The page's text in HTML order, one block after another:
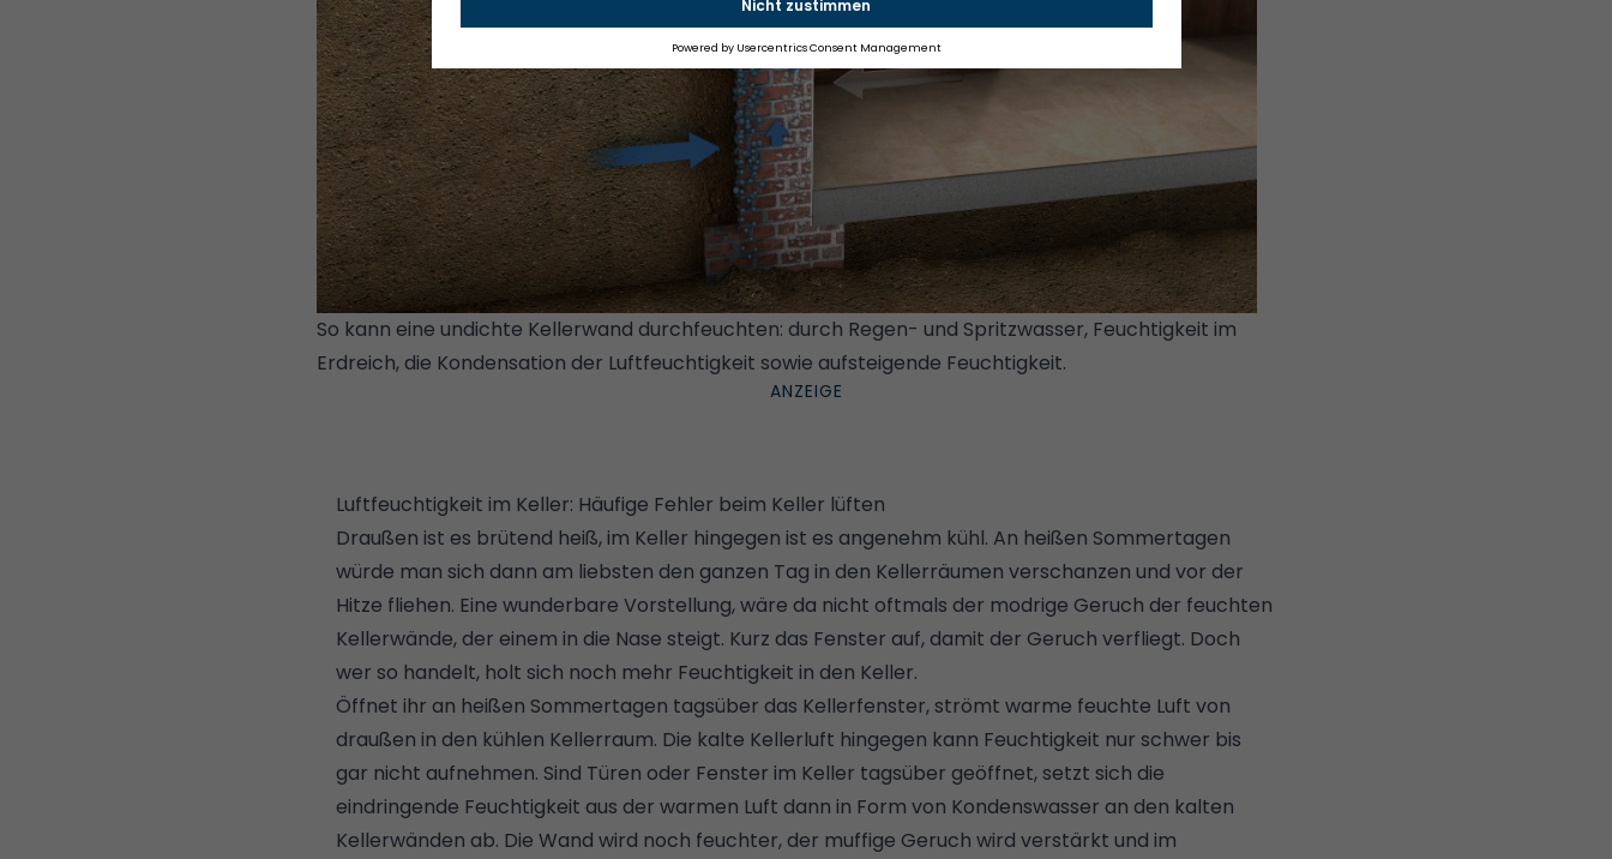
So kann eine undichte Kellerwand durchfeuchten: durch Regen- und Spritzwasser, Feuchtigkeit im
Erdreich, die Kondensation der Luftfeuchtigkeit sowie aufsteigende Feuchtigkeit.
Luftfeuchtigkeit im Keller: Häufige Fehler beim Keller lüften
Draußen ist es brütend heiß, im Keller hingegen ist es angenehm kühl. An heißen Sommertagen
würde man sich dann am liebsten den ganzen Tag in den Kellerräumen verschanzen und vor der
Hitze fliehen. Eine wunderbare Vorstellung, wäre da nicht oftmals der modrige Geruch der feuchten
Kellerwände, der einem in die Nase steigt. Kurz das Fenster auf, damit der Geruch verfliegt. Doch
wer so handelt, holt sich noch mehr Feuchtigkeit in den Keller.
Öffnet ihr an heißen Sommertagen tagsüber das Kellerfenster, strömt warme feuchte Luft von
draußen in den kühlen Kellerraum. Die kalte Kellerluft hingegen kann Feuchtigkeit nur schwer bis
gar nicht aufnehmen. Sind Türen oder Fenster im Keller tagsüber geöffnet, setzt sich die
eindringende Feuchtigkeit aus der warmen Luft dann in Form von Kondenswasser an den kalten
Kellerwänden ab. Die Wand wird noch feuchter, der muffige Geruch wird verstärkt und im